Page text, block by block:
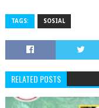
TAGS: SOSIAL
RELATED POSTS